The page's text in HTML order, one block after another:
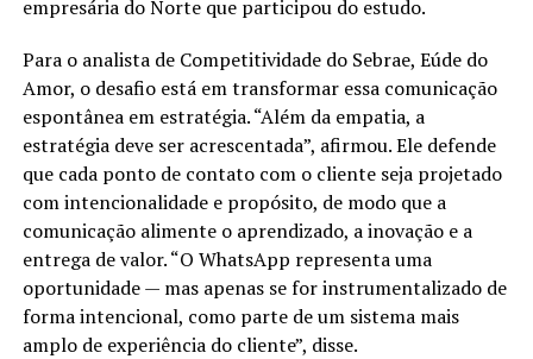
empresária do Norte que participou do estudo.
Para o analista de Competitividade do Sebrae, Eúde do
Amor, o desafio está em transformar essa comunicação
espontânea em estratégia. “Além da empatia, a
estratégia deve ser acrescentada”, afirmou. Ele defende
que cada ponto de contato com o cliente seja projetado
com intencionalidade e propósito, de modo que a
comunicação alimente o aprendizado, a inovação e a
entrega de valor. “O WhatsApp representa uma
oportunidade — mas apenas se for instrumentalizado de
forma intencional, como parte de um sistema mais
amplo de experiência do cliente”, disse.